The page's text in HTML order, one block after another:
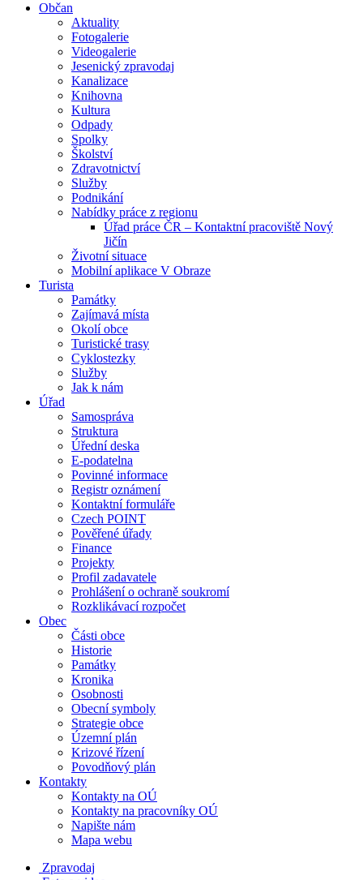
Občan
Aktuality
Fotogalerie
Videogalerie
Jesenický zpravodaj
Kanalizace
Knihovna
Kultura
Odpady
Spolky
Školství
Zdravotnictví
Služby
Podnikání
Nabídky práce z regionu
Úřad práce ČR – Kontaktní pracoviště Nový
Jičín
Životní situace
Mobilní aplikace V Obraze
Turista
Památky
Zajímavá místa
Okolí obce
Turistické trasy
Cyklostezky
Služby
Jak k nám
Úřad
Samospráva
Struktura
Úřední deska
E-podatelna
Povinné informace
Registr oznámení
Kontaktní formuláře
Czech POINT
Pověřené úřady
Finance
Projekty
Profil zadavatele
Prohlášení o ochraně soukromí
Rozklikávací rozpočet
Obec
Části obce
Historie
Památky
Kronika
Osobnosti
Obecní symboly
Strategie obce
Územní plán
Krizové řízení
Povodňový plán
Kontakty
Kontakty na OÚ
Kontakty na pracovníky OÚ
Napište nám
Mapa webu
Zpravodaj